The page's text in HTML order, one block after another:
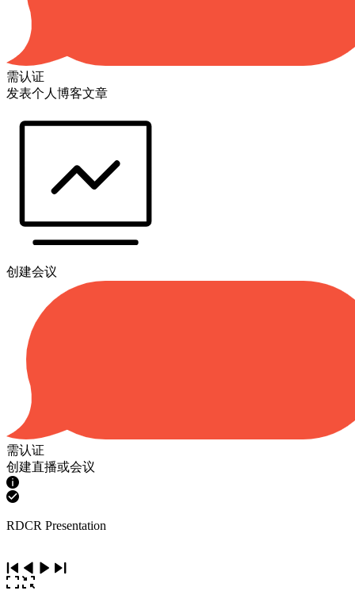
需认证
发表个人博客文章
创建会议
需认证
创建直播或会议
RDCR Presentation